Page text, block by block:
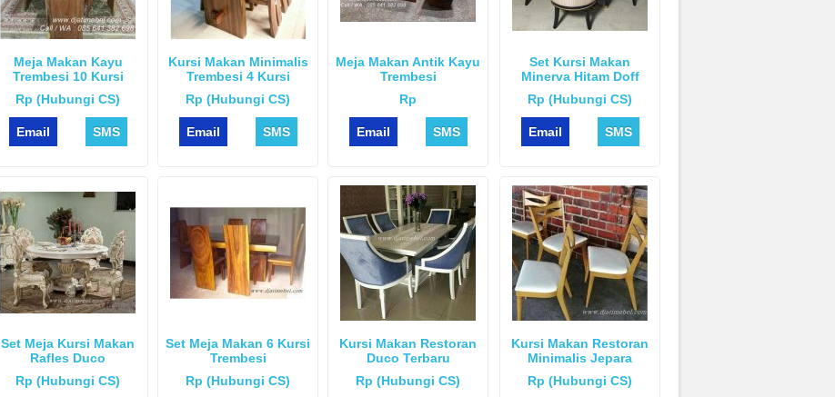
Meja Makan Kayu
Trembesi 10 Kursi
Rp (Hubungi CS)
Email SMS
Kursi Makan Minimalis
Trembesi 4 Kursi
Rp (Hubungi CS)
Email SMS
Meja Makan Antik Kayu
Trembesi
Rp
Email SMS
Set Kursi Makan
Minerva Hitam Doff
Rp (Hubungi CS)
Email SMS
Set Meja Kursi Makan
Rafles Duco
Rp (Hubungi CS)
Set Meja Makan 6 Kursi
Trembesi
Rp (Hubungi CS)
Kursi Makan Restoran
Duco Terbaru
Rp (Hubungi CS)
Kursi Makan Restoran
Minimalis Jepara
Rp (Hubungi CS)